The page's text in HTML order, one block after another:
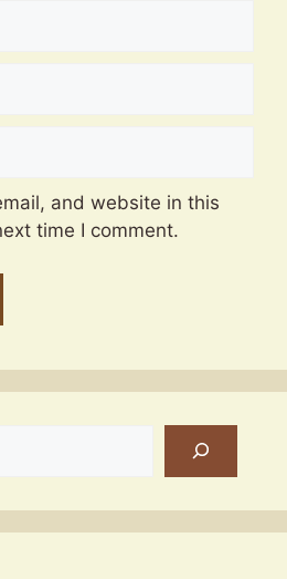
and website in this
time I comment.